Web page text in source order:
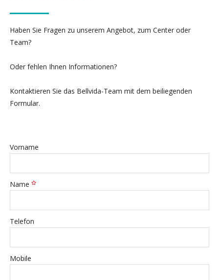
Haben Sie Fragen zu unserem Angebot, zum Center oder
Team?
Oder fehlen Ihnen Informationen?
Kontaktieren Sie das Bellvida-Team mit dem beiliegenden
Formular.
Vorname
Name
Telefon
Mobile